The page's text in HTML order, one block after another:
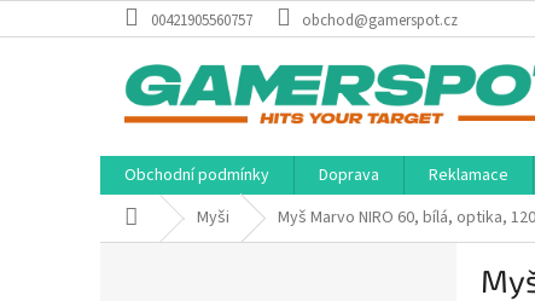
na
00421905560757 obchod@gamerspot.cz
Obchodní podmínky Doprava Reklamace
Domů Myši Myš Marvo NIRO 60, bílá, optika,